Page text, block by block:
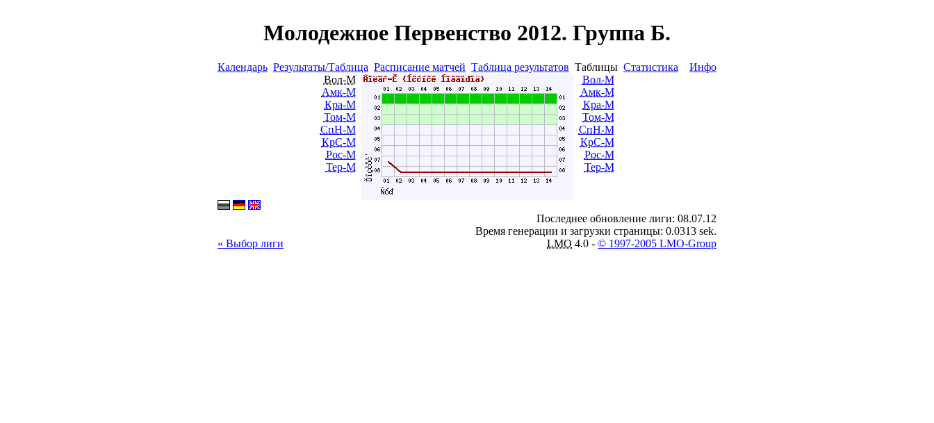
Молодежное Первенство 2012. Группа Б.
Календарь Результаты/Таблица Расписание матчей Таблица результатов Таблицы Статистика
Инфо
Вол-М
Амк-М
Кра-М
Том-М
СпН-М
КрС-М
Рос-М
Тер-М
Вол-М
Амк-М
Кра-М
Том-М
СпН-М
КрС-М
Рос-М
Тер-М
« Выбор лиги
Последнее обновление лиги: 08.07.12
Время генерации и загрузки страницы: 0.0313 sek.
LMO 4.0 - © 1997-2005 LMO-Group